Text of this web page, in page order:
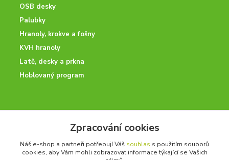
OSB desky
Palubky
Hranoly, krokve a fošny
KVH hranoly
Latě, desky a prkna
Hoblovaný program
+420 728 600 625
po - pá 7:00 - 15:00
Zpracování cookies
Náš e-shop a partneři potřebují Váš souhlas s použitím souborů
cookies, aby Vám mohli zobrazovat informace týkající se Vašich